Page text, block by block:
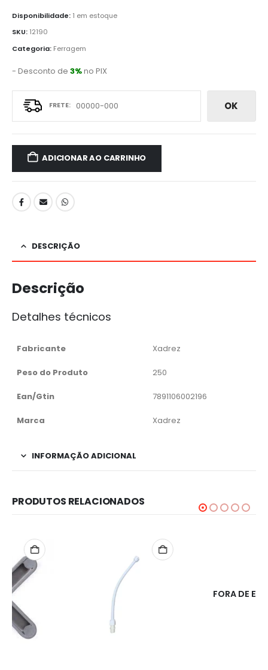
Disponibilidade: 1 em estoque
SKU: 12190
Categoria: Ferragem
- Desconto de 3%no PIX
OK
ADICIONAR AO CARRINHO
DESCRIÇÃO
Descrição
Detalhes técnicos
Fabricante Xadrez
Peso do Produto 250
Ean/Gtin 7891106002196
Marca Xadrez
INFORMAÇÃO ADICIONAL
PRODUTOS RELACIONADOS
FORA DE ESTOQUE